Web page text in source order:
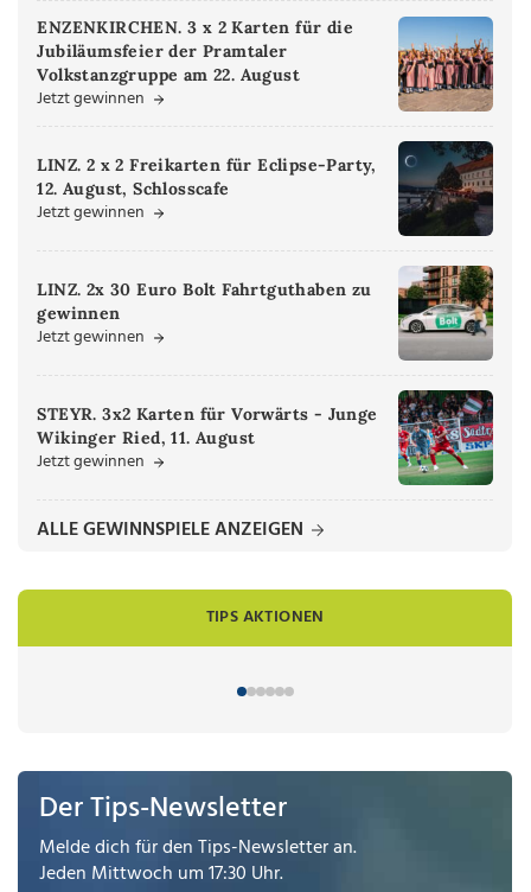
ENZENKIRCHEN. 3 x 2 Karten für die
Jubiläumsfeier der Pramtaler
Volkstanzgruppe am 22. August
Jetzt gewinnen
LINZ. 2 x 2 Freikarten für Eclipse-Party,
12. August, Schlosscafe
Jetzt gewinnen
LINZ. 2x 30 Euro Bolt Fahrtguthaben zu
gewinnen
Jetzt gewinnen
STEYR. 3x2 Karten für Vorwärts - Junge
Wikinger Ried, 11. August
Jetzt gewinnen
ALLE GEWINNSPIELE ANZEIGEN
TIPS AKTIONEN
Der Tips-Newsletter
Melde dich für den Tips-Newsletter an.
Jeden Mittwoch um 17:30 Uhr.